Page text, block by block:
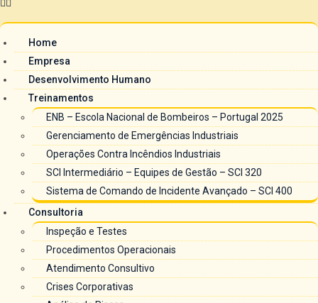
Home
Empresa
Desenvolvimento Humano
Treinamentos
ENB – Escola Nacional de Bombeiros – Portugal 2025
Gerenciamento de Emergências Industriais
Operações Contra Incêndios Industriais
SCI Intermediário – Equipes de Gestão – SCI 320
Sistema de Comando de Incidente Avançado – SCI 400
Consultoria
Inspeção e Testes
Procedimentos Operacionais
Atendimento Consultivo
Crises Corporativas